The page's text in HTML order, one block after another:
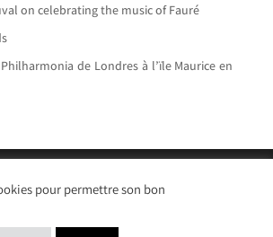
on celebrating the music of Fauré
de Londres à l’ïle Maurice en
: Just’in Créations
pour permettre son bon